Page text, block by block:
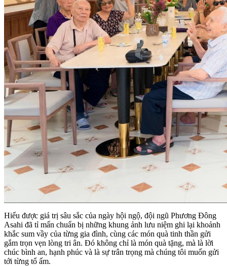
Hiểu được giá trị sâu sắc của ngày hội ngộ, đội ngũ Phương Đông
Asahi đã tỉ mẩn chuẩn bị những khung ảnh lưu niệm ghi lại khoảnh
khắc sum vầy của từng gia đình, cùng các món quà tinh thần gửi
gắm trọn vẹn lòng tri ân. Đó không chỉ là món quà tặng, mà là lời
chúc bình an, hạnh phúc và là sự trân trọng mà chúng tôi muốn gửi
tới từng tổ ấm.